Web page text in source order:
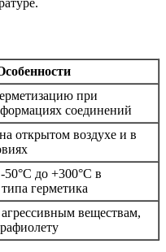
при
соединений
открытом воздухе и в
50°C до +300°C в
герметика
веществам,